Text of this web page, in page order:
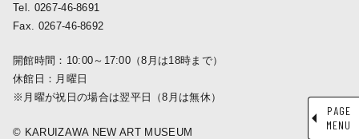
PAGE
MENU
Tel. 0267-46-8691
Fax. 0267-46-8692
開館時間：10:00～17:00（8月は18時まで）
休館日：月曜日
※月曜が祝日の場合は翌平日（8月は無休）
© KARUIZAWA NEW ART MUSEUM